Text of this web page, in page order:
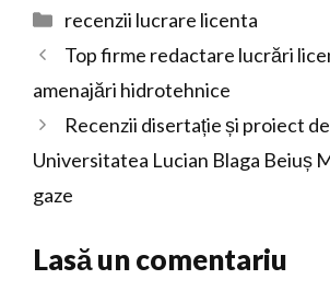
Categorii
recenzii lucrare licenta
Top firme redactare lucrări
amenajări hidrotehnice
Recenzii disertație și proiect
Universitatea Lucian Blaga Beiuș
gaze
Lasă un comentariu